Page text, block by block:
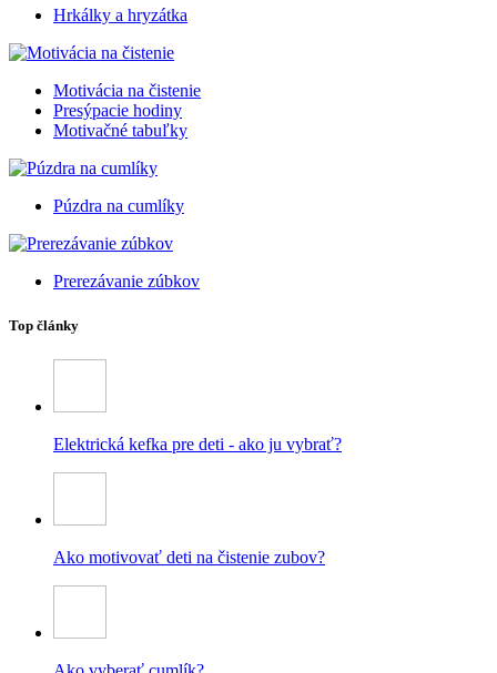
Hrkálky a hryzátka
Motivácia na čistenie
Presýpacie hodiny
Motivačné tabuľky
Púzdra na cumlíky
Prerezávanie zúbkov
Top články
Elektrická kefka pre deti - ako ju vybrať?
Ako motivovať deti na čistenie zubov?